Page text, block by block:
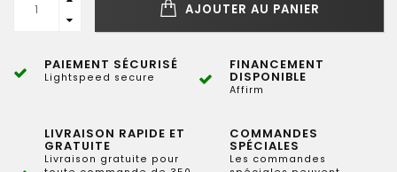
AJOUTER AU PANIER
PAIEMENT SÉCURISÉ
Lightspeed secure
FINANCEMENT
DISPONIBLE
Affirm
LIVRAISON RAPIDE ET
GRATUITE
Livraison gratuite pour
COMMANDES
SPÉCIALES
Les commandes